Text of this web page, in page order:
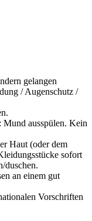
gelangen
/ Augenschutz /
Mund ausspülen. Kein
Haut (oder dem
sofort
duschen.
an einem gut
Vorschriften